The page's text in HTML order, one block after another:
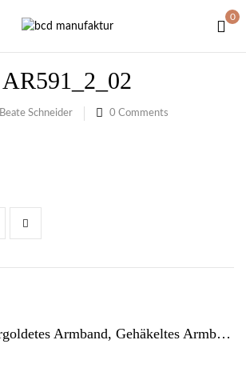
0
AR591_2_02
Beate Schneider 0 Comments
24ct Armreif, Vergoldetes Armband, Gehäkeltes Armband Aus 24ct Gold-Draht – AR519g